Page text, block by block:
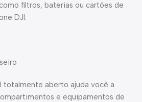
filtros, baterias ou cartões de
DJI.
totalmente aberto ajuda você a
e equipamentos de